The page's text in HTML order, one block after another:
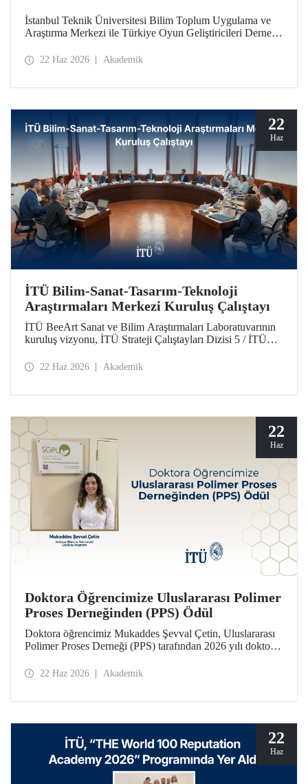
İstanbul Teknik Üniversitesi Bilim Toplum Uygulama ve
Araştırma Merkezi ile Türkiye Oyun Geliştiricileri Derneği
Gelecek Çalıştayı”, 17 Haziran 2026 tarihinde İTÜ
22 Haz 2026 Akademik
22
Haz
İTÜ Bilim-Sanat-Tasarım-Teknoloji
Araştırmaları Merkezi Kuruluş Çalıştayı
İTÜ BeeArt Sanat ve Bilim Araştırmaları Laboratuvarının
kuruluş vizyonu, İTÜ Strateji Çalıştayları Dizisi 5 / İTÜ
Kuruluş Çalıştayı’nda değerlendirildi.
22 Haz 2026 Akademik
22
Haz
Doktora Öğrencimize Uluslararası Polimer
Proses Derneğinden (PPS) Ödül
Doktora öğrencimiz Mukaddes Şevval Çetin, Uluslararası
Polimer Proses Derneği (PPS) tarafından 2026 yılı doktora
ödülü İtalya’da düzenlenecek PPS-41 konferansında
22 Haz 2026 Akademik
22
Haz